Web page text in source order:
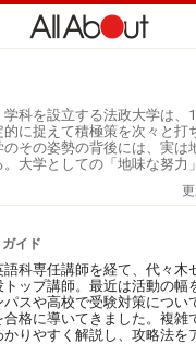
科を設立する法政大学は、
的に捉えて積極策を次々と打
その姿勢の背後には、実は
大学としての「地味な努力
更
イド
語科専任講師を経て、代々木
トップ講師。最近は活動の幅
パスや高校で受験対策につい
合格に導いてきました。複雑
りやすく解説し、攻略法を